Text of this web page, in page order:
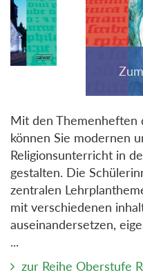
Mit den Themenheften
können Sie modernen
Religionsunterricht in
gestalten. Die
zentralen
mit verschiedenen
auseinandersetzen,
...
zur Reihe Oberstufe